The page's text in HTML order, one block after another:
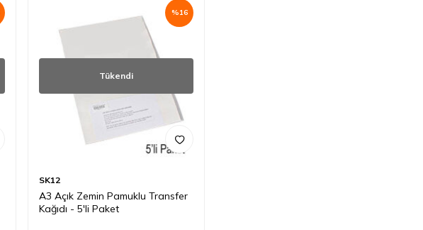
%16
Tükendi
SK12
A3 Açık Zemin Pamuklu Transfer
Kağıdı - 5'li Paket